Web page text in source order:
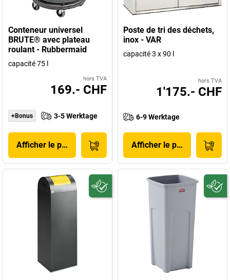
Conteneur universel
BRUTE® avec plateau
roulant - Rubbermaid
capacité 75 l
hors TVA
169.- CHF
+Bonus 3-5 Werktage
Afficher le produit
Poste de tri des déchets,
inox - VAR
capacité 3 x 90 l
hors TVA
1'175.- CHF
6-9 Werktage
Afficher le produit